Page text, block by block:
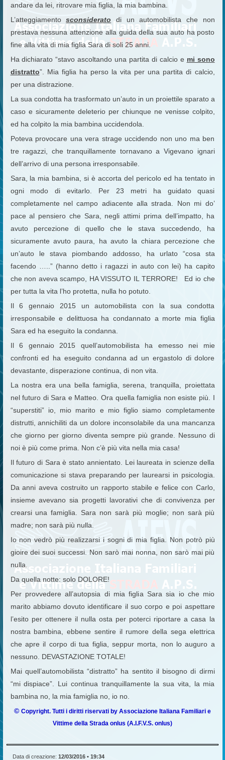
andare da lei, ritrovare mia figlia, la mia bambina.
L’atteggiamentosconsiderato di un automobilista che non
prestava nessuna attenzione alla guida della sua auto ha posto
fine alla vita di mia figlia Sara di soli 25 anni.
Ha dichiarato “stavo ascoltando una partita di calcio e mi sono
distratto”. Mia figlia ha perso la vita per una partita di calcio,
per una distrazione.
La sua condotta ha trasformato un’auto in un proiettile sparato a
caso e sicuramente deleterio per chiunque ne venisse colpito,
ed ha colpito la mia bambina uccidendola.
Poteva provocare una vera strage uccidendo non uno ma ben
tre ragazzi, che tranquillamente tornavano a Vigevano ignari
dell’arrivo di una persona irresponsabile.
Sara, la mia bambina, si è accorta del pericolo ed ha tentato in
ogni modo di evitarlo. Per 23 metri ha guidato quasi
completamente nel campo adiacente alla strada. Non mi do’
pace al pensiero che Sara, negli attimi prima dell’impatto, ha
avuto percezione di quello che le stava succedendo, ha
sicuramente avuto paura, ha avuto la chiara percezione che
un’auto le stava piombando addosso, ha urlato “cosa sta
facendo …..” (hanno detto i ragazzi in auto con lei) ha capito
che non aveva scampo, HA VISSUTO IL TERRORE! Ed io che
per tutta la vita l’ho protetta, nulla ho potuto.
Il 6 gennaio 2015 un automobilista con la sua condotta
irresponsabile e delittuosa ha condannato a morte mia figlia
Sara ed ha eseguito la condanna.
Il 6 gennaio 2015 quell’automobilista ha emesso nei mie
confronti ed ha eseguito condanna ad un ergastolo di dolore
devastante, disperazione continua, di non vita.
La nostra era una bella famiglia, serena, tranquilla, proiettata
nel futuro di Sara e Matteo. Ora quella famiglia non esiste più. I
“superstiti” io, mio marito e mio figlio siamo completamente
distrutti, annichiliti da un dolore inconsolabile da una mancanza
che giorno per giorno diventa sempre più grande. Nessuno di
noi è più come prima. Non c’è più vita nella mia casa!
Il futuro di Sara è stato annientato. Lei laureata in scienze della
comunicazione si stava preparando per laurearsi in psicologia.
Da anni aveva costruito un rapporto stabile e felice con Carlo,
insieme avevano sia progetti lavorativi che di convivenza per
crearsi una famiglia. Sara non sarà più moglie; non sarà più
madre; non sarà più nulla.
Io non vedrò più realizzarsi i sogni di mia figlia. Non potrò più
gioire dei suoi successi. Non sarò mai nonna, non sarò mai più
nulla.
Da quella notte: solo DOLORE!
Per provvedere all’autopsia di mia figlia Sara sia io che mio
marito abbiamo dovuto identificare il suo corpo e poi aspettare
l’esito per ottenere il nulla osta per poterci riportare a casa la
nostra bambina, ebbene sentire il rumore della sega elettrica
che apre il corpo di tua figlia, seppur morta, non lo auguro a
nessuno. DEVASTAZIONE TOTALE!
Mai quell’automobilista “distratto” ha sentito il bisogno di dirmi
“mi dispiace”. Lui continua tranquillamente la sua vita, la mia
bambina no, la mia famiglia no, io no.
© Copyright. Tutti i diritti riservati by Associazione Italiana Familiari e
Vittime della Strada onlus (A.I.F.V.S. onlus)
Data di creazione: 12/03/2016 • 19:34